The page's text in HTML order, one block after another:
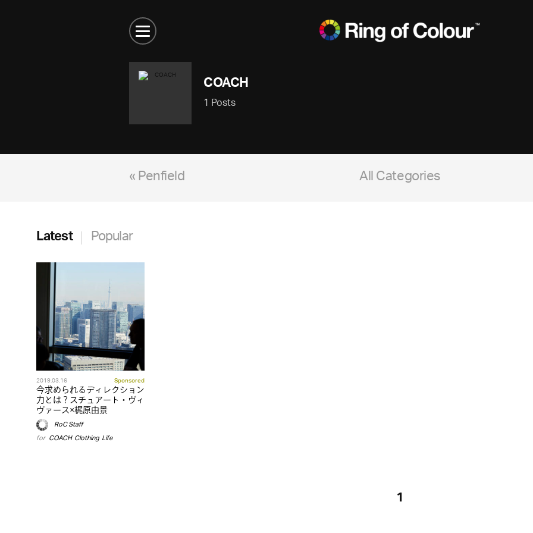
COACH
1 Posts
« Penfield All Categories
Latest Popular
2019.03.16 Sponsored
今求められるディレクション
力とは？スチュアート・ヴィ
ヴァース×梶原由景
RoC Staff
for COACH,Clothing,Life
1